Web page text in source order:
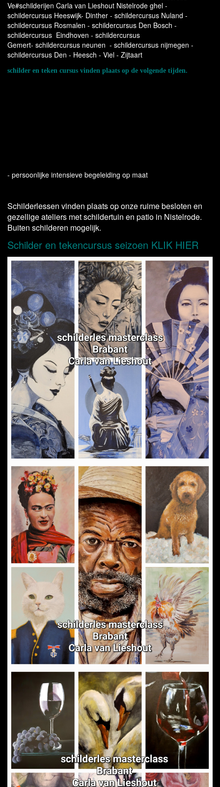
Ve#schilderijen Carla van Lieshout Nistelrode ghel -
schildercursus Heeswijk- Dinther - schildercursus Nuland -
schildercursus Rosmalen - schildercursus Den Bosch -
schildercursus Eindhoven - schildercursus
Gemert- schildercursus neunen - schildercursus nijmegen -
schildercursus Den - Heesch - Viel - Zijtaart
schilder en teken cursus vinden plaats op de volgende tijden.
- persoonlijke intensieve begeleiding op maat
Schilderlessen vinden plaats op onze ruime besloten en
gezellige ateliers met schildertuin en patio in Nistelrode.
Buiten schilderen mogelijk.
Schilder en tekencursus seizoen KLIK HIER